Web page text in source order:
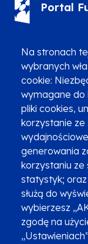
Na stronach
wybranych
cookie:
wymagane do
pliki cookies,
korzystanie
generowania
korzystaniu
statystyk;
służą do
wybierzesz
zgodę na
Portal
Zgłoszenia
Najczęściej
Zobacz inne programy
Deklaracja dostępności